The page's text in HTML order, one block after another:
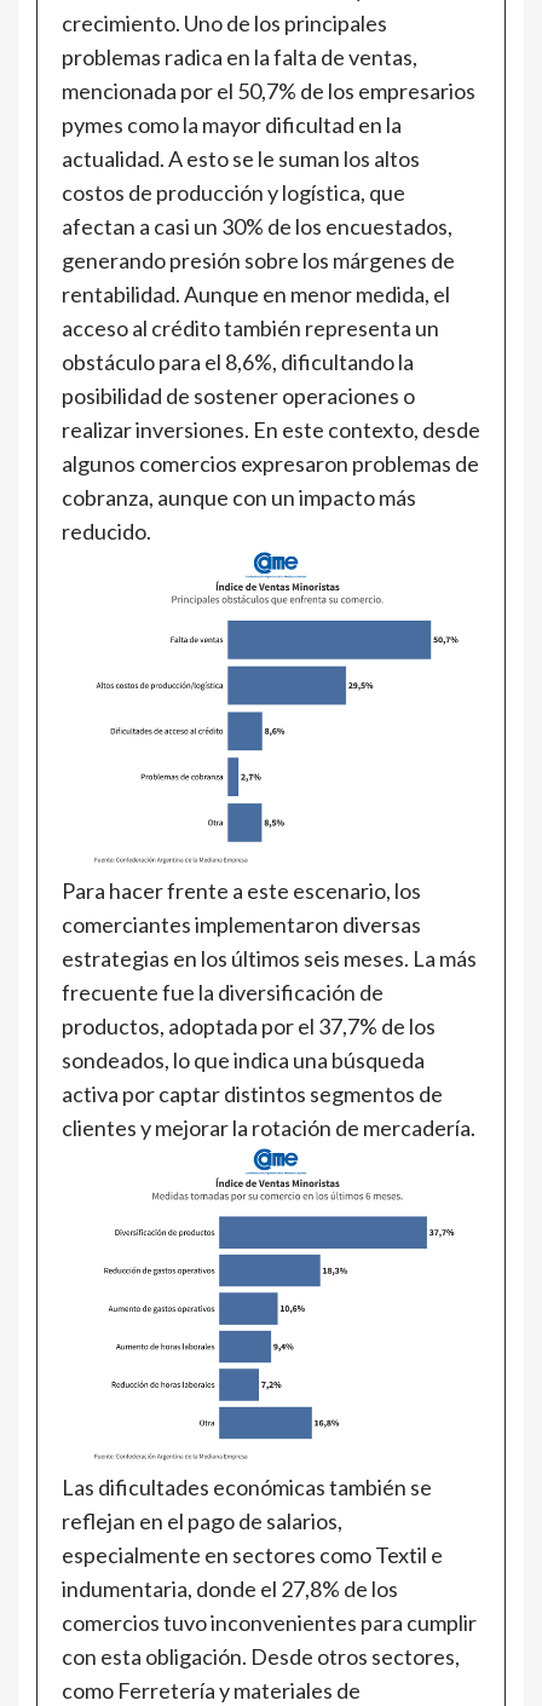
crecimiento. Uno de los principales
problemas radica en la falta de ventas,
mencionada por el 50,7% de los empresarios
pymes como la mayor dificultad en la
actualidad. A esto se le suman los altos
costos de producción y logística, que
afectan a casi un 30% de los encuestados,
generando presión sobre los márgenes de
rentabilidad. Aunque en menor medida, el
acceso al crédito también representa un
obstáculo para el 8,6%, dificultando la
posibilidad de sostener operaciones o
realizar inversiones. En este contexto, desde
algunos comercios expresaron problemas de
cobranza, aunque con un impacto más
reducido.
Para hacer frente a este escenario, los
comerciantes implementaron diversas
estrategias en los últimos seis meses. La más
frecuente fue la diversificación de
productos, adoptada por el 37,7% de los
sondeados, lo que indica una búsqueda
activa por captar distintos segmentos de
clientes y mejorar la rotación de mercadería.
Las dificultades económicas también se
reflejan en el pago de salarios,
especialmente en sectores como Textil e
indumentaria, donde el 27,8% de los
comercios tuvo inconvenientes para cumplir
con esta obligación. Desde otros sectores,
como Ferretería y materiales de